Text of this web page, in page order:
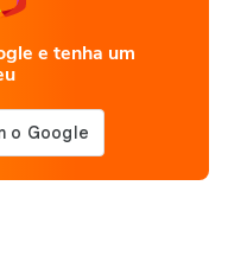
e tenha um